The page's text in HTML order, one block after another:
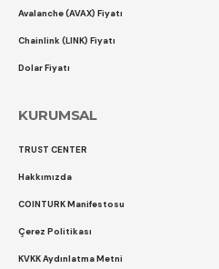
Avalanche (AVAX) Fiyatı
Chainlink (LINK) Fiyatı
Dolar Fiyatı
KURUMSAL
TRUST CENTER
Hakkımızda
COINTURK Manifestosu
Çerez Politikası
KVKK Aydınlatma Metni